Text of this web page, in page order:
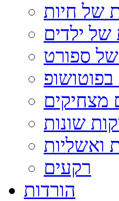
של חיות
של ילדים
ספורט
מצחיקים
שונות
ואשליות
רקעים
הורדות